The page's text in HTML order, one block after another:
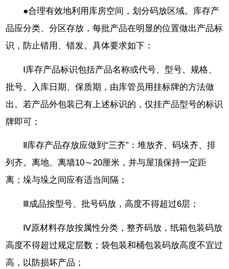
●合理有效地利用库房空间，划分码放区域。库存产
品应分类、分区存放，每批产品在明显的位置做出产品标
识，防止错用、错发。具体要求如下：
Ⅰ库存产品标识包括产品名称或代号、型号、规格、
批号、入库日期、保质期，由库管员用挂标牌的方法做
出。若产品外包装已有上述标识的，仅挂产品型号的标识
牌即可；
Ⅱ库存产品存放应做到“三齐”：堆放齐、码垛齐、排
列齐。离地、离墙10～20厘米，并与屋顶保持一定距
离；垛与垛之间应有适当间隔；
Ⅲ成品按型号、批号码放，高度不得超过6层；
Ⅳ原材料存放按属性分类，整齐码放，纸箱包装码放
高度不得超过规定层数；袋包装和桶包装码放高度不宜过
高，以防损坏产品；